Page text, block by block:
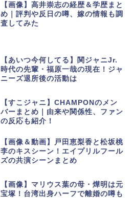
【画像】高井崇志の経歴＆学歴まと
め｜評判や反日の噂、嫁の情報も調
査してみた
【あいつ今何してる】関ジャニJr.
時代の先輩・福原一哉の現在！ジャ
ニーズ退所後の活動は
【すこジャニ】CHAMPONのメン
バーまとめ｜由来や関係性、ファン
の反応も紹介！
【画像＆動画】戸田恵梨香と松坂桃
李のキスシーン！エイプリルフール
ズの共演シーンまとめ
【画像】マリウス葉の母・燁明は元
宝塚！台湾出身ハーフで離婚の噂も